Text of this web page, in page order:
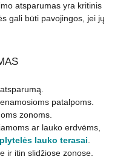
atsparumas yra kritinis
gali būti pavojingos, jei jų
patalpoms.
zonoms.
ar lauko erdvėms,
lauko terasai.
ir itin slidžiose zonose.